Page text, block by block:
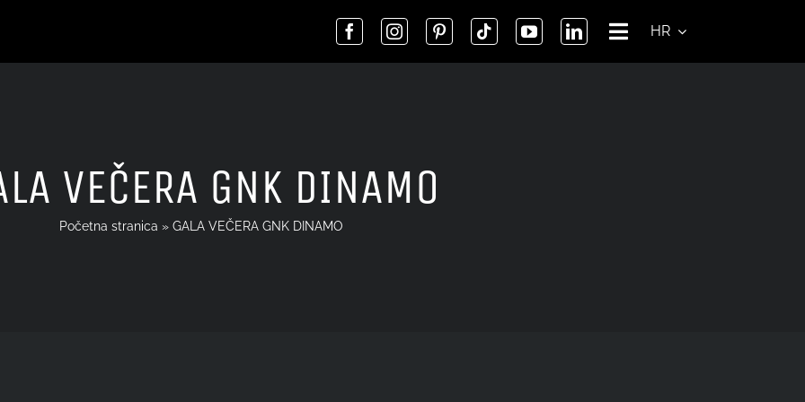
HR
VEČERA GNK DINAMO
Početna stranica » GALA VEČERA GNK DINAMO